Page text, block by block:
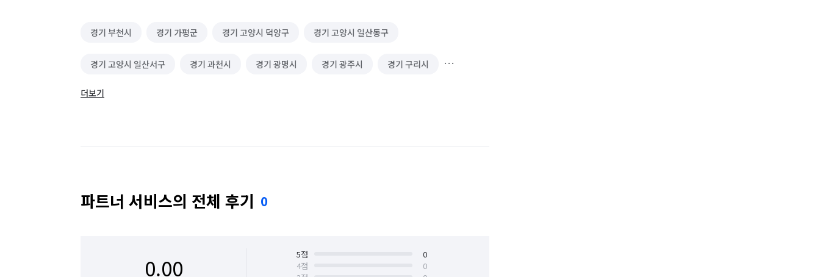
경기 부천시 경기 가평군 경기 고양시 덕양구 경기 고양시 일산동구
경기 고양시 일산서구 경기 과천시 경기 광명시 경기 광주시 경기 구리시
경기 군포시
경기 안산시 상록구 경기 안성시 경기 안양시 동안구
경기 용인시 처인구
더보기
파트너 서비스의 전체 후기 0
0.00 5점
0
4점
0